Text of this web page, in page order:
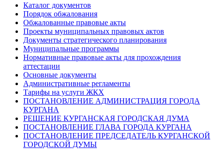
Каталог документов
Порядок обжалования
Обжалованные правовые акты
Проекты муниципальных правовых актов
Документы стратегического планирования
Муниципальные программы
Нормативные правовые акты для прохождения
аттестации
Основные документы
Административные регламенты
Тарифы на услуги ЖКХ
ПОСТАНОВЛЕНИЕ АДМИНИСТРАЦИЯ ГОРОДА
КУРГАНА
РЕШЕНИЕ КУРГАНСКАЯ ГОРОДСКАЯ ДУМА
ПОСТАНОВЛЕНИЕ ГЛАВА ГОРОДА КУРГАНА
ПОСТАНОВЛЕНИЕ ПРЕДСЕДАТЕЛЬ КУРГАНСКОЙ
ГОРОДСКОЙ ДУМЫ